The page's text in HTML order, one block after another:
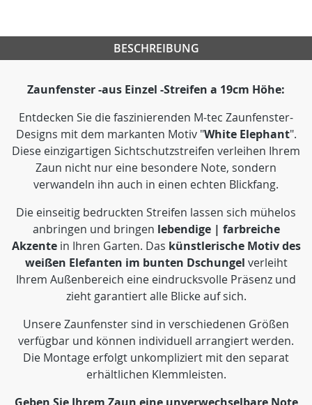
BESCHREIBUNG
Zaunfenster -aus Einzel -Streifen a 19cm Höhe:
Entdecken Sie die faszinierenden M-tec Zaunfenster-
Designs mit dem markanten Motiv "White Elephant".
Diese einzigartigen Sichtschutzstreifen verleihen Ihrem
Zaun nicht nur eine besondere Note, sondern
verwandeln ihn auch in einen echten Blickfang.
Die einseitig bedruckten Streifen lassen sich mühelos
anbringen und bringen lebendige | farbreiche
Akzentein Ihren Garten. Das künstlerische Motiv des
weißen Elefanten im bunten Dschungel verleiht
Ihrem Außenbereich eine eindrucksvolle Präsenz und
zieht garantiert alle Blicke auf sich.
Unsere Zaunfenster sind in verschiedenen Größen
verfügbar und können individuell arrangiert werden.
Die Montage erfolgt unkompliziert mit den separat
erhältlichen Klemmleisten.